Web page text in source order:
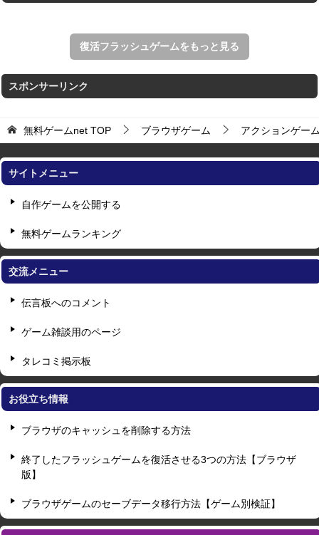
復活フラッシュゲームをもっと見る
スポンサーリンク
無料ゲームnet TOP ブラウザゲーム アクションゲー
サイトメニュー
自作ゲームを公開する
無料ゲームランキング
交流メニュー
伝言板へのコメント
ゲーム雑談用のページ
タレコミ掲示板
お役立ち情報
ブラウザのキャッシュを削除する方法
終了したフラッシュゲームを復活させる3つの方法【ブラウザ
版】
ブラウザゲームのセーブデータ移行方法【ゲーム別検証】